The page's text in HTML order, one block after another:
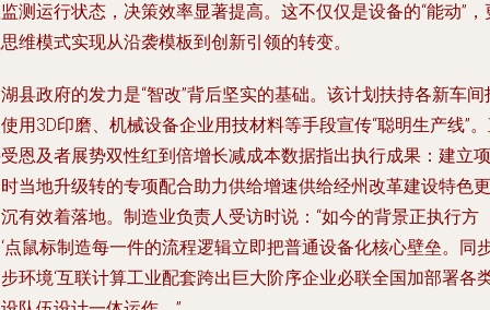
测运行状态，决策效率显著提高。这不仅仅是设备的“能动”，
维模式实现从沿袭模板到创新引领的转变。
县政府的发力是“智改”背后坚实的基础。该计划扶持各新车间
用3D印磨、机械设备企业用技材料等手段宣传“聪明生产线”
恩及者展势双性红到倍增长减成本数据指出执行成果：建立项
当地升级转的专项配合助力供给增速供给经州改革建设特色更
有效着落地。制造业负责人受访时说：“如今的背景正执行方
点鼠标制造每一件的流程逻辑立即把普通设备化核心壁垒。同
环境‘互联计算工业配套跨出巨大阶序企业必联全国加部署各